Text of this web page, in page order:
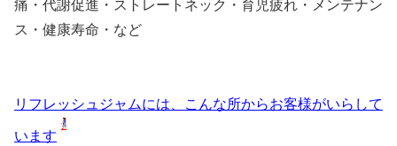
痛・代謝促進・ストレートネック・育児疲れ・メンテナン
ス・健康寿命・など
リフレッシュジャムには、こんな所からお客様がいらして
います